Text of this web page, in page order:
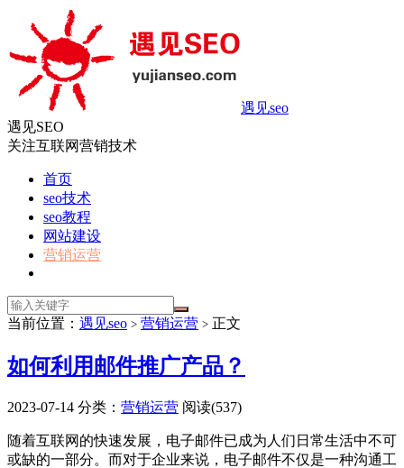
遇见seo
遇见SEO
关注互联网营销技术
首页
seo技术
seo教程
网站建设
营销运营
当前位置： 遇见seo > 营销运营 > 正文
如何利用邮件推广产品？
2023-07-14 分类： 营销运营 阅读(537)
随着互联网的快速发展，电子邮件已成为人们日常生活中不可
或缺的一部分。而对于企业来说，电子邮件不仅是一种沟通工